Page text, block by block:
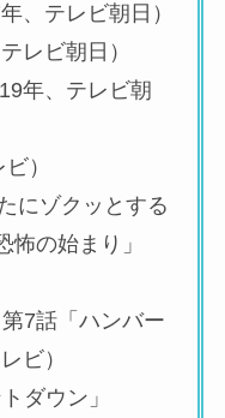
、テレビ朝日）
レビ朝日）
年、テレビ朝
）
にゾクッとする
の始まり」
7話「ハンバー
ビ）
ダウン」